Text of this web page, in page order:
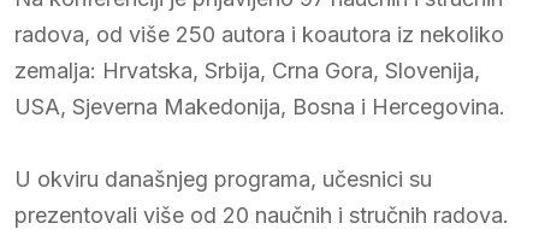
radova, od više 250 autora i koautora iz nekoliko
zemalja: Hrvatska, Srbija, Crna Gora, Slovenija,
USA, Sjeverna Makedonija, Bosna i Hercegovina.
U okviru današnjeg programa, učesnici su
prezentovali više od 20 naučnih i stručnih radova.